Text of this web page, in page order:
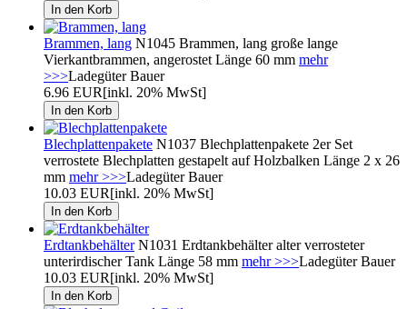
Brammen, lang N1045 Brammen, lang große lange
Vierkantbrammen, angerostet Länge 60 mm mehr
>>>Ladegüter Bauer
6.96 EUR[inkl. 20% MwSt]
Blechplattenpakete N1037 Blechplattenpakete 2er Set
verrostete Blechplatten gestapelt auf Holzbalken Länge 2 x 26
mm mehr >>>Ladegüter Bauer
10.03 EUR[inkl. 20% MwSt]
ErdtankbehälterN1031 Erdtankbehälter alter verrosteter
unterirdischer Tank Länge 58 mm mehr >>>Ladegüter Bauer
10.03 EUR[inkl. 20% MwSt]